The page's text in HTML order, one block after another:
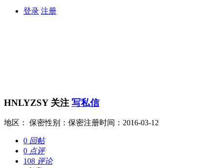
登录 注册
HNLYZSY 关注 写私信
地区： 保密性别：保密注册时间：2016-03-12
0 回帖
0 点评
108 评论